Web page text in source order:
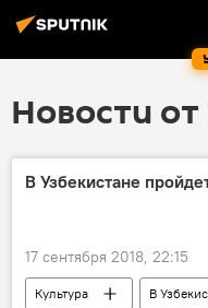
Новости от
В Узбекистане
17 сентября 2018, 22:15
Культура В